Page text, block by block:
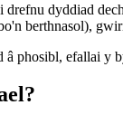
dyddiad
berthnasol),
phosibl, efallai